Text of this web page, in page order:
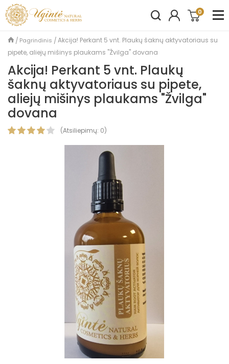
0
Pagrindinis
Akcija! Perkant 5 vnt. Plaukų šaknų aktyvatoriaus su
pipete, aliejų mišinys plaukams "Žvilga" dovana
Akcija! Perkant 5 vnt. Plaukų
šaknų aktyvatoriaus su pipete,
aliejų mišinys plaukams "Žvilga"
dovana
(Atsiliepimų: 0)